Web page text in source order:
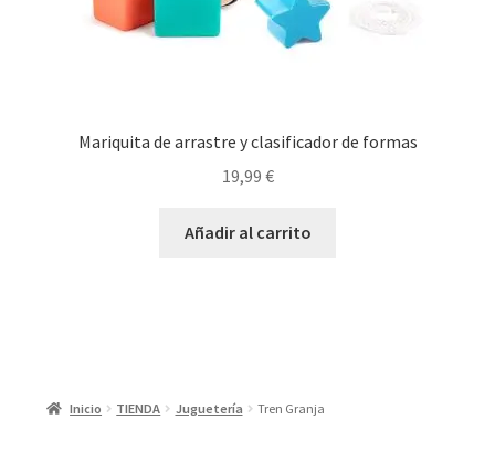
Mariquita de arrastre y clasificador de formas
19,99 €
Añadir al carrito
Inicio TIENDA Juguetería Tren Granja